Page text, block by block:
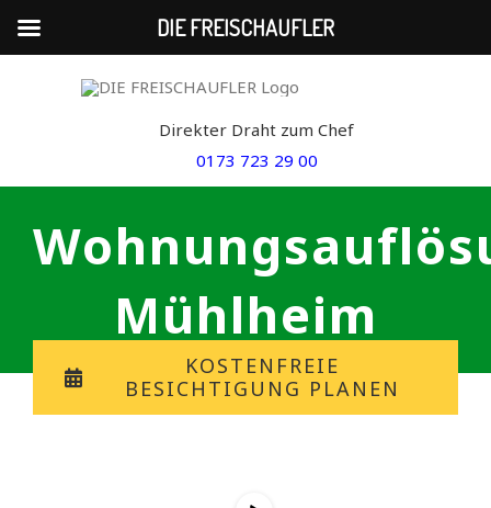
Direkter Draht zum Chef
0173 723 29 00
Mühlheim
KOSTENFREIE
BESICHTIGUNG PLANEN
DIE FREISCHAUFLER